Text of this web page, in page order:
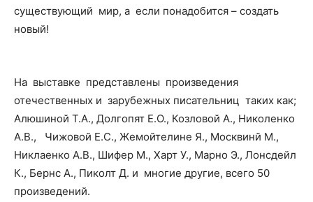
существующий мир, а если понадобится – создать
новый!
На выставке представлены произведения
отечественных и зарубежных писательниц таких как;
Алюшиной Т.А., Долгопят Е.О., Козловой А., Николенко
А.В., Чижовой Е.С., Жемойтелине Я., Москвинй М.,
Никлаенко А.В., Шифер М., Харт У., Марно Э., Лонсдейл
К., Бернс А., Пиколт Д. и многие другие, всего 50
произведений.